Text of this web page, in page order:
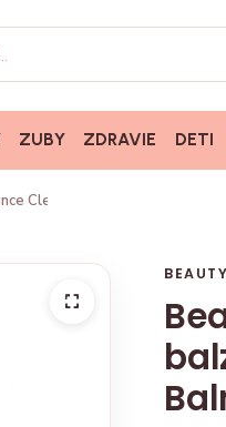
ZUBY ZDRAVIE DETI
Cleansing Balm, 100ml